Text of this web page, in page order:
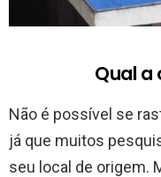
Qual a
Não é possível se
já que muitos
seu local de origem.